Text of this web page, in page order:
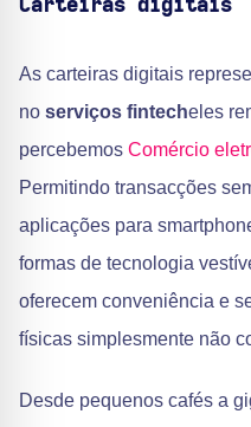
Carteiras digitais
As carteiras digitais
no serviços fintecheles
percebemos Comércio
Permitindo transacções
aplicações para
formas de tecnologia
oferecem conveniência e
físicas simplesmente não
Desde pequenos cafés a